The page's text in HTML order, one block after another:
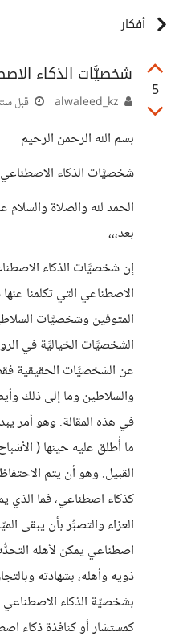
أفكار
5
شخصيَّات الذكاء
قبل
بسم الله الرحمن الرحيم
شخصيَّات الذكاء
الحمد لله والصلاة
بعد،،،
إن شخصيَّات الذكاء
الاصطناعي التي تكلمنا
المتوفين وشخصيَّات
الشخصيَّات الخياليَّة في
عن الشخصيَّات الحقيقية فقط
والسلاطين وما إلى ذلك
في هذه المقالة. وهو أمر
ما أُطلق عليه حينها (
القبيل. وهو أن يتم
كذكاء اصطناعي، فما الذي
العزاء والتصبُّر بأن يبقى
اصطناعي يمكن لأهله
ذويه وأهله، بشهادته
بشخصيّة الذكاء
كمستشار أو كنافذة ذكاء